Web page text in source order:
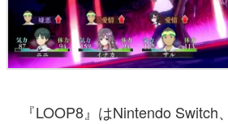
『LOOP8』はNintendo Switch